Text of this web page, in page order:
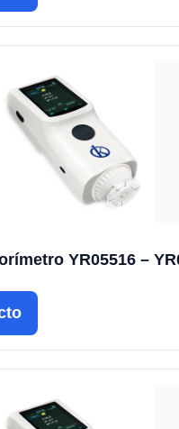
YR05516 –